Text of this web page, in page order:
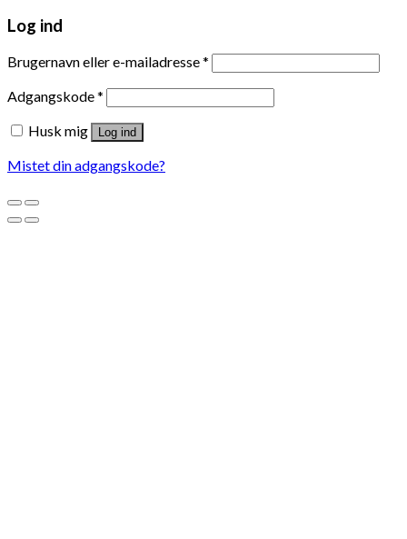
Log ind
Brugernavn eller e-mailadresse*
Adgangskode*
Husk mig
Log ind
Mistet din adgangskode?